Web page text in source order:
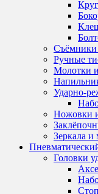
Съёмники
Ручные
Молотки
Ударно-
Ножовки
Зеркала и
Головки